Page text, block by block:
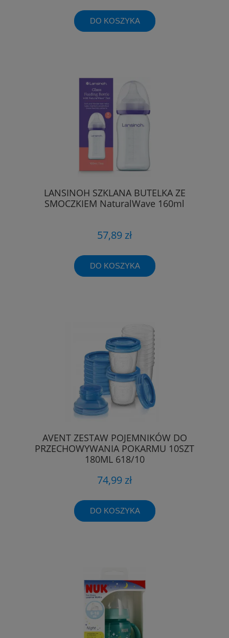
DO KOSZYKA
LANSINOH SZKLANA BUTELKA ZE
SMOCZKIEM NaturalWave 160ml
57,89 zł
DO KOSZYKA
AVENT ZESTAW POJEMNIKÓW DO
PRZECHOWYWANIA POKARMU 10SZT
180ML 618/10
74,99 zł
DO KOSZYKA